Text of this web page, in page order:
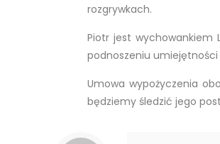
rozgrywkach.
Piotr jest wychowankiem
podnoszeniu
Umowa wypożyczenia
będziemy śledzić jego